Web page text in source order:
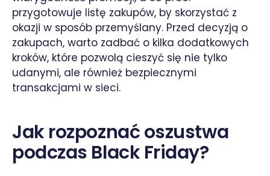
przygotowuje listę zakupów, by skorzystać z
okazji w sposób przemyślany. Przed decyzją o
zakupach, warto zadbać o kilka dodatkowych
kroków, które pozwolą cieszyć się nie tylko
udanymi, ale również bezpiecznymi
transakcjami w sieci.
Jak rozpoznać oszustwa
podczas Black Friday?